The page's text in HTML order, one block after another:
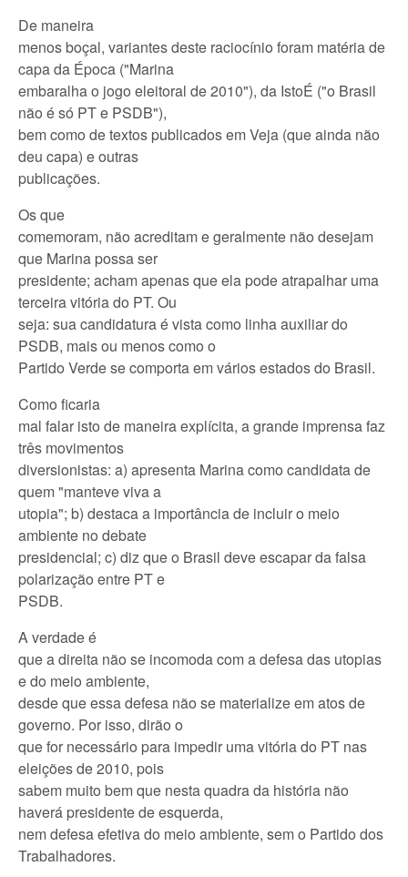
De maneira
menos boçal, variantes deste raciocínio foram matéria de
capa da Época ("Marina
embaralha o jogo eleitoral de 2010"), da IstoÉ ("o Brasil
não é só PT e PSDB"),
bem como de textos publicados em Veja (que ainda não
deu capa) e outras
publicações.
Os que
comemoram, não acreditam e geralmente não desejam
que Marina possa ser
presidente; acham apenas que ela pode atrapalhar uma
terceira vitória do PT. Ou
seja: sua candidatura é vista como linha auxiliar do
PSDB, mais ou menos como o
Partido Verde se comporta em vários estados do Brasil.
Como ficaria
mal falar isto de maneira explícita, a grande imprensa faz
três movimentos
diversionistas: a) apresenta Marina como candidata de
quem "manteve viva a
utopia"; b) destaca a importância de incluir o meio
ambiente no debate
presidencial; c) diz que o Brasil deve escapar da falsa
polarização entre PT e
PSDB.
A verdade é
que a direita não se incomoda com a defesa das utopias
e do meio ambiente,
desde que essa defesa não se materialize em atos de
governo. Por isso, dirão o
que for necessário para impedir uma vitória do PT nas
eleições de 2010, pois
sabem muito bem que nesta quadra da história não
haverá presidente de esquerda,
nem defesa efetiva do meio ambiente, sem o Partido dos
Trabalhadores.